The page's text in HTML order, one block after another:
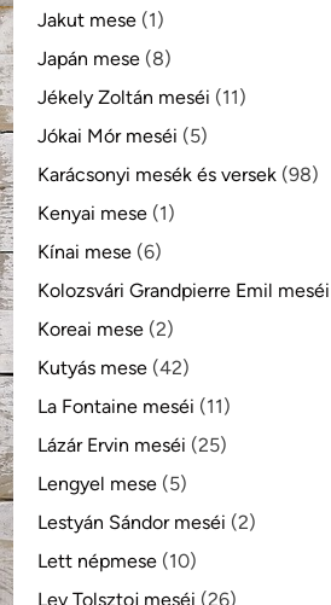
Jakut mese (1)
Japán mese (8)
Jékely Zoltán meséi (11)
Jókai Mór meséi (5)
Karácsonyi mesék és versek (98)
Kenyai mese (1)
Kínai mese (6)
Kolozsvári Grandpierre Emil meséi
Koreai mese (2)
Kutyás mese (42)
La Fontaine meséi (11)
Lázár Ervin meséi (25)
Lengyel mese (5)
Lestyán Sándor meséi (2)
Lett népmese (10)
Lev Tolsztoj meséi (26)